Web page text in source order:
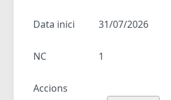
Data inici 31/07/2026
NC 1
Accions